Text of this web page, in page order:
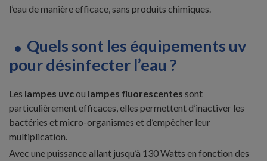
l’eau de manière efficace, sans produits chimiques.
Quels sont les équipements uv
pour désinfecter l’eau ?
Les lampes uvcou lampes fluorescentes sont
particulièrement efficaces, elles permettent d’inactiver les
bactéries et micro-organismes et d’empêcher leur
multiplication.
Avec une puissance allant jusqu’à 130 Watts en fonction des